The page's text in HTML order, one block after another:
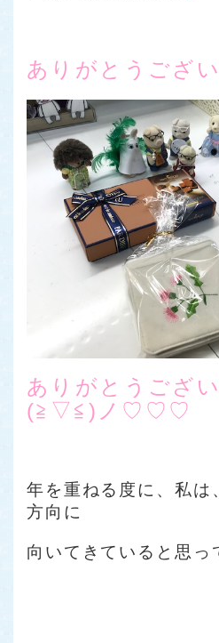
ありがとうござ
ありがとうござ
(≧▽≦)ノ♡♡♡
年を重ねる度に、私は
方向に
向いてきていると思っ